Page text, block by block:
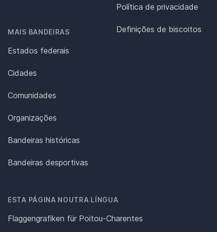
MAIS BANDEIRAS
Estados federais
Cidades
Comunidades
Organizações
Bandeiras históricas
Bandeiras desportivas
Política de privacidade
Definições de biscoitos
ESTA PÁGINA NOUTRA LÍNGUA
Flaggengrafiken für Poitou-Charentes